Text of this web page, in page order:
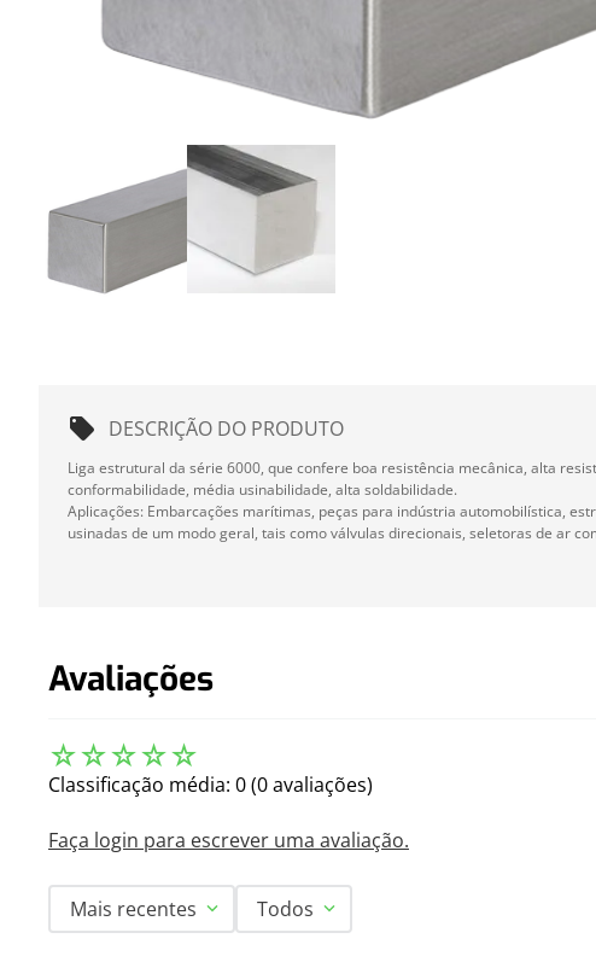
DESCRIÇÃO DO PRODUTO
Liga estrutural da série 6000, que confere boa resistência mecânica, alta
conformabilidade, média usinabilidade, alta soldabilidade.
Aplicações: Embarcações marítimas, peças para indústria automobilística,
usinadas de um modo geral, tais como válvulas direcionais, seletoras de ar
Avaliações
☆☆☆☆☆
Classificação média: 0(0 avaliações)
Faça login para escrever uma avaliação.
Mais recentes Todos